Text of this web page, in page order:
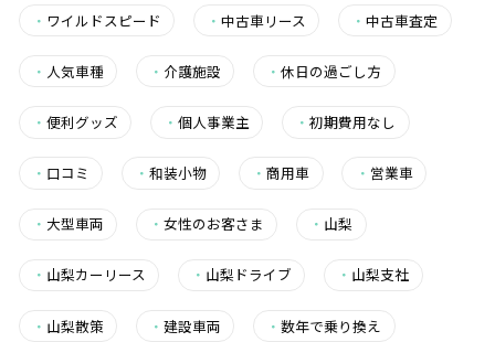
・ ワイルドスピード ・中古車リース ・中古車査定
・ 人気車種 ・ 介護施設 ・休日の過ごし方
・ 便利グッズ ・個人事業主 ・初期費用なし
・ 口コミ ・和装小物 ・商用車 ・ 営業車
・ 大型車両 ・女性のお客さま ・ 山梨
・ 山梨カーリース ・ 山梨ドライブ ・ 山梨支社
・ 山梨散策 ・建設車両 ・数年で乗り換え